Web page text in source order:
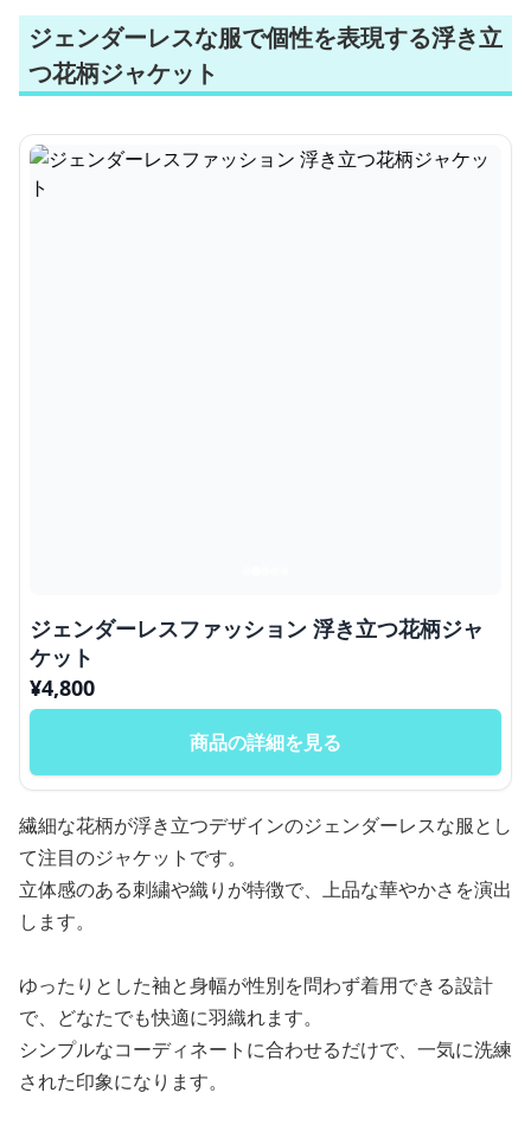
ジェンダーレスな服で個性を表現する浮き立
つ花柄ジャケット
ジェンダーレスファッション 浮き立つ花柄ジャ
ケット
¥4,800
商品の詳細を見る
繊細な花柄が浮き立つデザインのジェンダーレスな服とし
て注目のジャケットです。
立体感のある刺繍や織りが特徴で、上品な華やかさを演出
します。
ゆったりとした袖と身幅が性別を問わず着用できる設計
で、どなたでも快適に羽織れます。
シンプルなコーディネートに合わせるだけで、一気に洗練
された印象になります。